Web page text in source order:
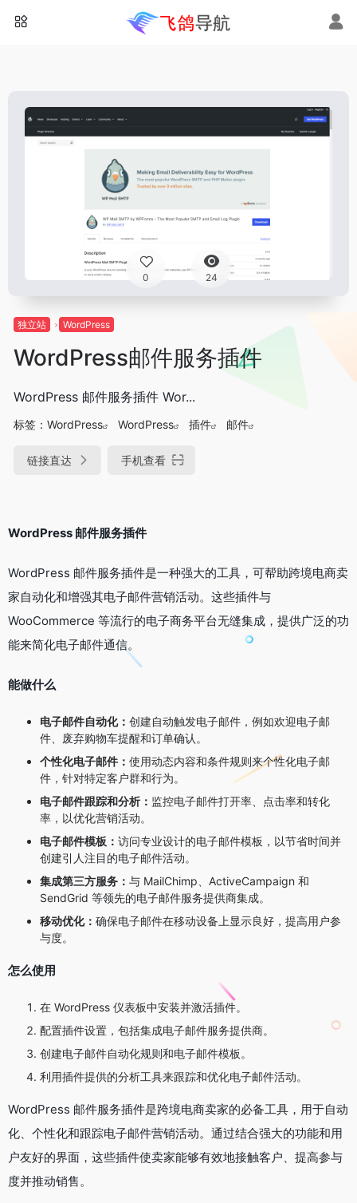
0 24
独立站 WordPress
WordPress邮件服务插件
WordPress 邮件服务插件 Wor...
标签： WordPress WordPress 插件 邮件
链接直达 手机查看
WordPress 邮件服务插件
WordPress 邮件服务插件是一种强大的工具，可帮助跨境电商卖
家自动化和增强其电子邮件营销活动。这些插件与
WooCommerce 等流行的电子商务平台无缝集成，提供广泛的功
能来简化电子邮件通信。
能做什么
电子邮件自动化： 创建自动触发电子邮件，例如欢迎电子邮
件、废弃购物车提醒和订单确认。
个性化电子邮件： 使用动态内容和条件规则来个性化电子邮
件，针对特定客户群和行为。
电子邮件跟踪和分析： 监控电子邮件打开率、点击率和转化
率，以优化营销活动。
电子邮件模板： 访问专业设计的电子邮件模板，以节省时间并
创建引人注目的电子邮件活动。
集成第三方服务： 与 MailChimp、ActiveCampaign 和
SendGrid 等领先的电子邮件服务提供商集成。
移动优化： 确保电子邮件在移动设备上显示良好，提高用户参
与度。
怎么使用
在 WordPress 仪表板中安装并激活插件。
配置插件设置，包括集成电子邮件服务提供商。
创建电子邮件自动化规则和电子邮件模板。
利用插件提供的分析工具来跟踪和优化电子邮件活动。
WordPress 邮件服务插件是跨境电商卖家的必备工具，用于自动
化、个性化和跟踪电子邮件营销活动。通过结合强大的功能和用
户友好的界面，这些插件使卖家能够有效地接触客户、提高参与
度并推动销售。